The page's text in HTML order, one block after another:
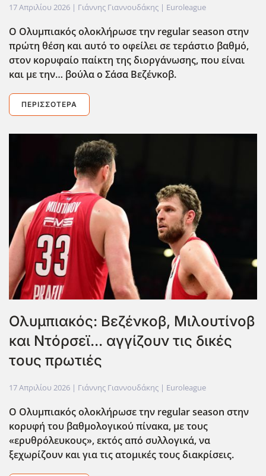
17 Απριλίου 2026 | Γιάννης Γιαννουδάκης | Euroleague
Ο Ολυμπιακός ολοκλήρωσε την regularseason στην
πρώτη θέση και αυτό το οφείλει σε τεράστιο βαθμό,
στον κορυφαίο παίκτη της διοργάνωσης, που είναι
και με την… βούλα ο Σάσα Βεζένκοβ.
ΠΕΡΙΣΣΌΤΕΡΑ
Ολυμπιακός: Βεζένκοβ, Μιλουτίνοβ
και Ντόρσεϊ... αγγίζουν τις δικές
τους πρωτιές
17 Απριλίου 2026 | Γιάννης Γιαννουδάκης | Euroleague
Ο Ολυμπιακός ολοκλήρωσε την regularseason στην
κορυφή του βαθμολογικού πίνακα, με τους
«ερυθρόλευκους», εκτός από συλλογικά, να
ξεχωρίζουν και για τις ατομικές τους διακρίσεις.